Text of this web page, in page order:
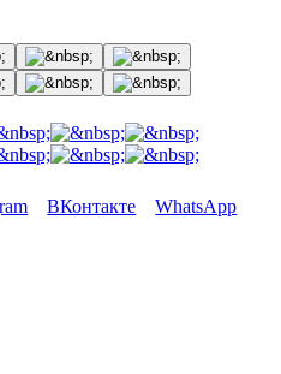
ВКонтакте
WhatsApp